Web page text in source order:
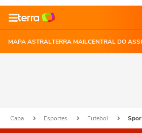
MAPA ASTRALTERRA MAILCENTRAL DO
Capa Esportes Futebol